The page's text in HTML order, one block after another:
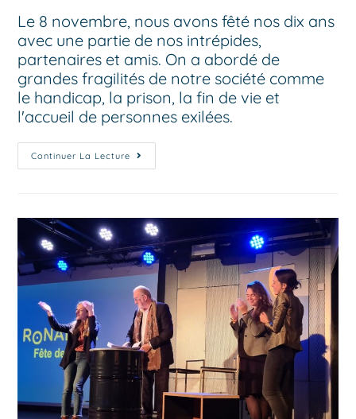
Le 8 novembre, nous avons fêté nos dix ans
avec une partie de nos intrépides,
partenaires et amis. On a abordé de
grandes fragilités de notre société comme
le handicap, la prison, la fin de vie et
l'accueil de personnes exilées.
Continuer La Lecture